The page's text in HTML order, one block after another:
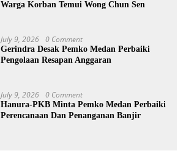
Warga Korban Temui Wong Chun Sen
July 9, 2026 0 Comment
Gerindra Desak Pemko Medan Perbaiki
Pengolaan Resapan Anggaran
July 9, 2026 0 Comment
Hanura-PKB Minta Pemko Medan Perbaiki
Perencanaan Dan Penanganan Banjir